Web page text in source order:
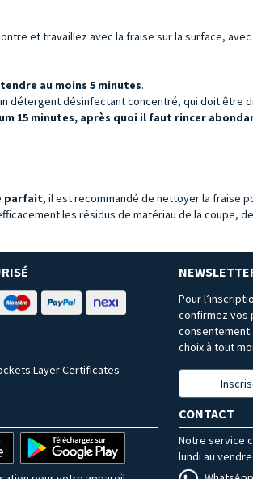
et travaillez avec la fraise sur la surface,
au moins 5 minutes.
détergent désinfectant concentré, qui doit être
15 minutes, après quoi il faut rincer
parfait, il est recommandé de nettoyer la fraise
les résidus de matériau de la coupe,
Layer Certificates
Pour
confirmez vos
choix à tout
CONTACT
Notre service
lundi au